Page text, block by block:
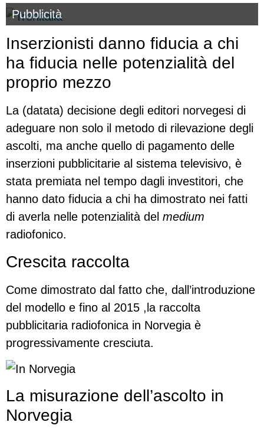
Pubblicità
Inserzionisti danno fiducia a chi
ha fiducia nelle potenzialità del
proprio mezzo
La (datata) decisione degli editori norvegesi di
adeguare non solo il metodo di rilevazione degli
ascolti, ma anche quello di pagamento delle
inserzioni pubblicitarie al sistema televisivo, è
stata premiata nel tempo dagli investitori, che
hanno dato fiducia a chi ha dimostrato nei fatti
di averla nelle potenzialità del medium
radiofonico.
Crescita raccolta
Come dimostrato dal fatto che, dall’introduzione
del modello e fino al 2015 ,la raccolta
pubblicitaria radiofonica in Norvegia è
progressivamente cresciuta.
La misurazione dell’ascolto in
Norvegia